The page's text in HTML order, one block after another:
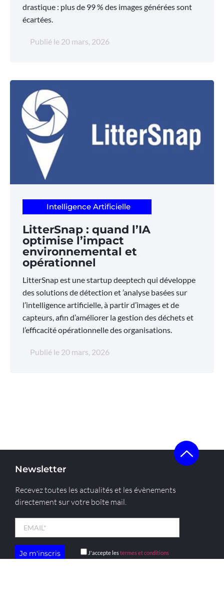
drastique : plus de 99 % des images générées sont
écartées.
Publié le 20 mars, 2026
Intelligence Artificielle
LitterSnap : quand l’IA
optimise l’impact
environnemental et
opérationnel
LitterSnap est une startup deeptech qui développe
des solutions de détection et ’analyse basées sur
l’intelligence artificielle, à partir d’images et de
capteurs, afin d’améliorer la gestion des déchets et
l’efficacité opérationnelle des organisations.
Publié le 20 mars, 2026
Newsletter
Recevez toutes les actualités et les évènements
directement sur votre boîte mail.
J'accepte lestermes et conditions